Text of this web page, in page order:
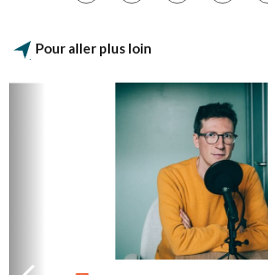
Pour aller plus loin